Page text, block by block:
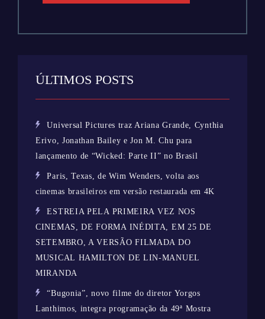
ÚLTIMOS POSTS
Universal Pictures traz Ariana Grande, Cynthia
Erivo, Jonathan Bailey e Jon M. Chu para
lançamento de “Wicked: Parte II” no Brasil
Paris, Texas, de Wim Wenders, volta aos
cinemas brasileiros em versão restaurada em 4K
ESTREIA PELA PRIMEIRA VEZ NOS
CINEMAS, DE FORMA INÉDITA, EM 25 DE
SETEMBRO, A VERSÃO FILMADA DO
MUSICAL HAMILTON DE LIN-MANUEL
MIRANDA
“Bugonia”, novo filme do diretor Yorgos
Lanthimos, integra programação da 49ª Mostra